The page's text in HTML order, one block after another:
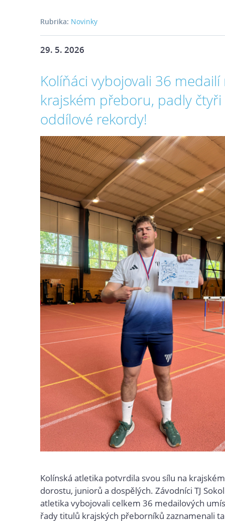
Rubrika: Novinky
29. 5. 2026
Kolíňáci vybojovali 36 medailí
krajském přeboru, padly čtyři
oddílové rekordy!
Kolínská atletika potvrdila svou sílu na
dorostu, juniorů a dospělých. Závodníci TJ
atletika vybojovali celkem 36 medailových
řady titulů krajských přeborníků zaznamenali